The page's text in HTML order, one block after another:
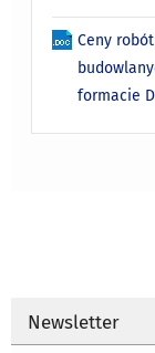
Ceny
formacie
Newsletter